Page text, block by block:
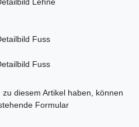
diesem Artikel haben, können
Formular